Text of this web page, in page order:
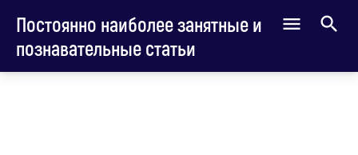
Постоянно наиболее занятные и
познавательные статьи